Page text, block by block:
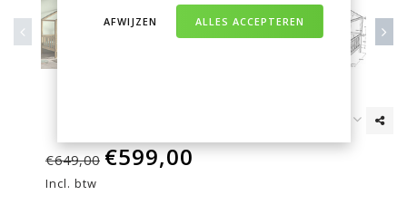
€649,00 €599,00
Incl. btw
ALLES ACCEPTEREN
AFWIJZEN